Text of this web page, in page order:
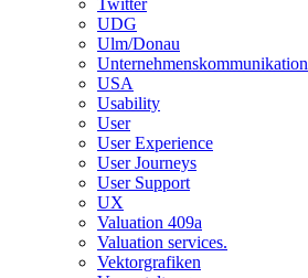
UDG
Ulm/Donau
Unternehmenskommunikation
USA
Usability
User
User Experience
User Journeys
User Support
UX
Valuation 409a
Valuation services.
Vektorgrafiken